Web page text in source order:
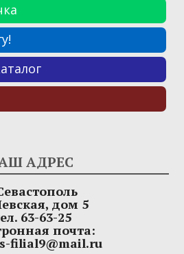
АДРЕС
дом 5
63-63-25
почта:
filial9@mail.ru